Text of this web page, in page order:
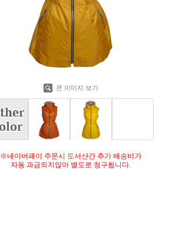
큰 이미지 보기
※네이버페이 주문시 도서산간 추가 배송비가
자동 과금되지않아 별도로 청구됩니다.